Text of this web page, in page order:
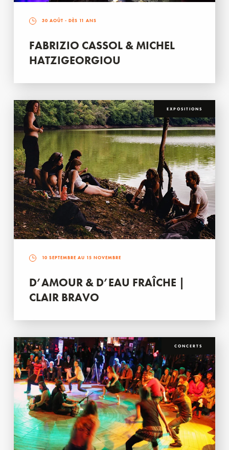
30 AOÛT - DÈS 11 ANS
FABRIZIO CASSOL & MICHEL
HATZIGEORGIOU
EXPOSITIONS
10 SEPTEMBRE AU 15 NOVEMBRE
D’AMOUR & D’EAU FRAÎCHE |
CLAIR BRAVO
CONCERTS